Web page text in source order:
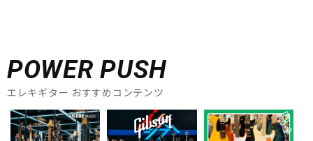
POWER PUSH
エレキギター おすすめコンテンツ